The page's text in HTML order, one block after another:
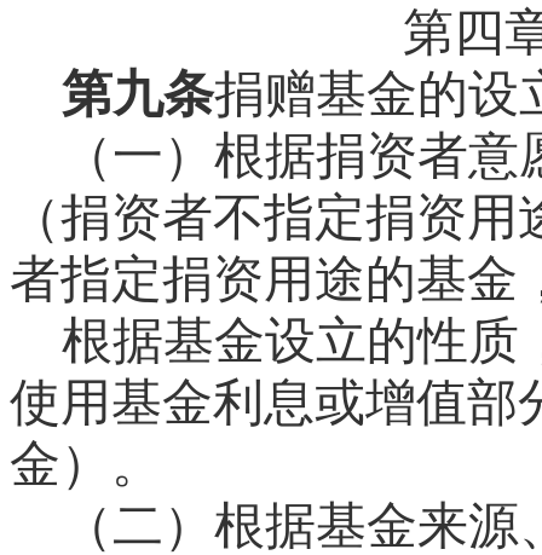
第四
第九条捐赠基金的设
（一）根据捐资者
（捐资者不指定捐资
者指定捐资用途的基金
根据基金设立的性质
使用基金利息或增值部
金）。
（二）根据基金来